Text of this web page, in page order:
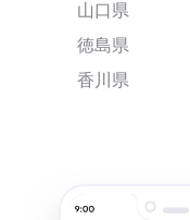
山口県
徳島県
香川県